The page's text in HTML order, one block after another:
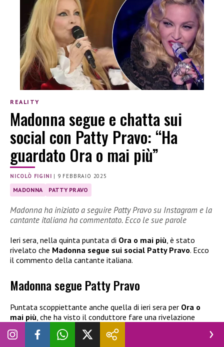
REALITY
Madonna segue e chatta sui
social con Patty Pravo: “Ha
guardato Ora o mai più”
NICOLÒ FIGINI | 9 FEBBRAIO 2025
MADONNA PATTY PRAVO
Madonna ha iniziato a seguire Patty Pravo su Instagram e la
cantante italiana ha commentato. Ecco le sue parole
Ieri sera, nella quinta puntata di Ora o mai più , è stato
rivelato che Madonna segue sui social Patty Pravo. Ecco
il commento della cantante italiana.
Madonna segue Patty Pravo
Puntata scoppiettante anche quella di ieri sera per Ora o
mai più, che ha visto il conduttore fare una rivelazione
davvero sorprendente. Durante le votazioni dei giudici,
infatti, ha fatto presente al pubblico che